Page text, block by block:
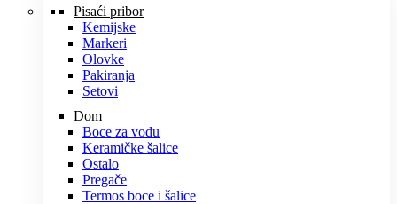
Pisaći pribor
Kemijske
Markeri
Olovke
Pakiranja
Setovi
Dom
Boce za vodu
Keramičke šalice
Ostalo
Pregače
Termos boce i šalice